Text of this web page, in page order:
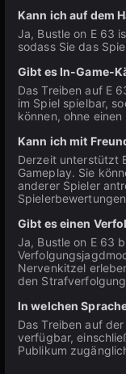
Kann ich auf dem
Ja, Bustle on E 63
sodass Sie das
Gibt es In-Game-
Das Treiben auf E
im Spiel spielbar,
können, ohne
Kann ich mit
Derzeit unterstützt
Gameplay. Sie
anderer Spieler
Gibt es einen
Ja, Bustle on E 63
Nervenkitzel
den
In welchen
Das Treiben auf
verfügbar,
Publikum